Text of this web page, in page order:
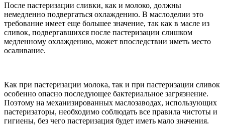
После пастеризации сливки, как и молоко, должны
немедленно подвергаться охлаждению. В маслоделии это
требование имеет еще большее значение, так как в масле из
сливок, подвергавшихся после пастеризации слишком
медленному охлаждению, может впоследствии иметь место
осаливание.
Как при пастеризации молока, так и при пастеризации сливок
особенно опасно последующее бактериальное загрязнение.
Поэтому на механизированных маслозаводах, использующих
пастеризаторы, необходимо соблюдать все правила чистоты и
гигиены, без чего пастеризация будет иметь мало значения.